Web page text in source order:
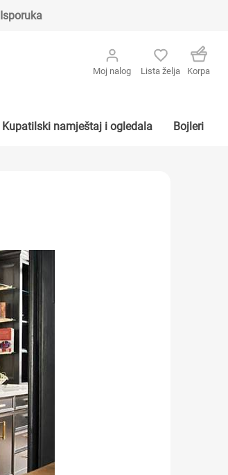
Isporuka
Moj nalog Lista želja Korpa
Kupatilski namještaj i ogledala Bojleri